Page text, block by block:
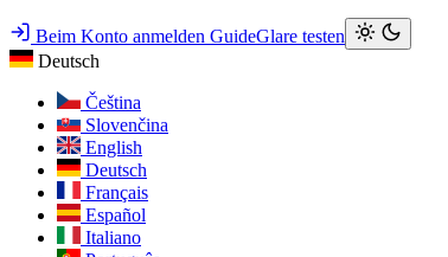
Beim Konto anmelden GuideGlare testen
Deutsch
Čeština
Slovenčina
English
Deutsch
Français
Español
Italiano